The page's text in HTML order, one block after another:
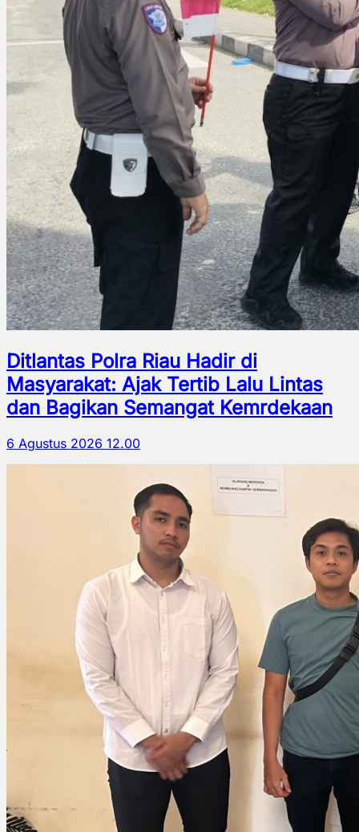
Ditlantas Polra Riau Hadir di
Masyarakat: Ajak Tertib Lalu Lintas
dan Bagikan Semangat Kemrdekaan
6 Agustus 2026 12.00